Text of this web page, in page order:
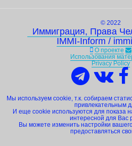
© 2022
Иммиграция, Права
IMMI-Inform /
О проекте
Использования
Privacy Policy
Мы используем cookie, т.к. собираем
привлекательным
И еще cookie используются для показа
интересной для Вас
Вы можете изменить настройки
предоставляться